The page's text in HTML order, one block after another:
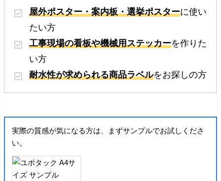
屋外ポスター・案内板・選挙ポスターに使い
たい方
工事現場の看板や機械用ステッカーを作りた
い方
耐水性が求められる商品ラベルをお探しの方
実際の質感が気になる方は、まずサンプルでお試しくださ
い。